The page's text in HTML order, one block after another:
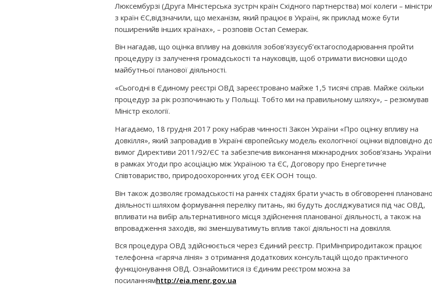
Люксембурзі (Друга Міністерська зустріч країн Східного партнерства) мої колеги – міністри
з країн ЄС,відзначили, що механізм, який працює в Україні, як приклад може бути
поширенийв інших країнах», – розповів Остап Семерак.
Він нагадав, що оцінка впливу на довкілля зобов’язуєcуб’єктагосподарювання пройти
процедуру із залучення громадськості та науковців, щоб отримати висновки щодо
майбутньої планової діяльності.
«Сьогодні в Єдиному реєстрі ОВД зареєстровано майже 1,5 тисячі справ. Майже скільки
процедур за рік розпочинають у Польщі. Тобто ми на правильному шляху», – резюмував
Міністр екології.
Нагадаємо, 18 грудня 2017 року набрав чинності Закон України «Про оцінку впливу на
довкілля», який запровадив в Україні європейську модель екологічної оцінки відповідно до
вимог Директиви 2011/92/ЄС та забезпечив виконання міжнародних зобов’язань України
в рамках Угоди про асоціацію між Україною та ЄС, Договору про Енергетичне
Співтовариство, природоохоронних угод ЄЕК ООН тощо.
Він також дозволяє громадськості на ранніх стадіях брати участь в обговоренні
діяльності шляхом формування переліку питань, які будуть досліджуватися під час ОВД,
впливати на вибір альтернативного місця здійснення планованої діяльності, а також на
впровадження заходів, які зменшуватимуть вплив такої діяльності на довкілля.
Вся процедура ОВД здійснюється через Єдиний реєстр. ПриМінприродитакож працює
телефонна «гаряча лінія» з отримання додаткових консультацій щодо практичного
функціонування ОВД. Ознайомитися із Єдиним реєстром можна за
посиланнямhttp://eia.menr.gov.ua